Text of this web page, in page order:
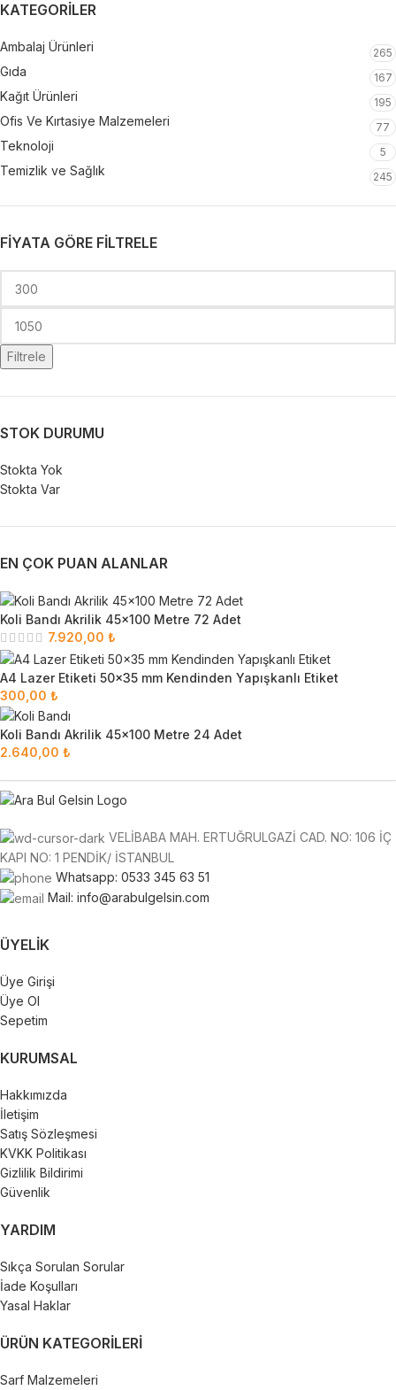
KATEGORILER
Ambalaj Ürünleri 265
Gıda 167
Kağıt Ürünleri 195
Ofis Ve Kırtasiye Malzemeleri 77
Teknoloji 5
Temizlik ve Sağlık 245
FIYATA GÖRE FILTRELE
Filtrele
STOK DURUMU
Stokta Yok
Stokta Var
EN ÇOK PUAN ALANLAR
Koli Bandı Akrilik 45x100 Metre 72 Adet
7.920,00 ₺
A4 Lazer Etiketi 50x35 mm Kendinden Yapışkanlı Etiket
300,00 ₺
Koli Bandı Akrilik 45x100 Metre 24 Adet
2.640,00 ₺
VELİBABA MAH. ERTUĞRULGAZİ CAD. NO: 106 İÇ
KAPI NO: 1 PENDİK/ İSTANBUL
Whatsapp: 0533 345 63 51
Mail: info@arabulgelsin.com
ÜYELIK
Üye Girişi
Üye Ol
Sepetim
KURUMSAL
Hakkımızda
İletişim
Satış Sözleşmesi
KVKK Politikası
Gizlilik Bildirimi
Güvenlik
YARDIM
Sıkça Sorulan Sorular
İade Koşulları
Yasal Haklar
ÜRÜN KATEGORILERI
Sarf Malzemeleri